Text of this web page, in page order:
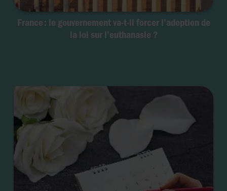
France : le gouvernement va-t-il forcer l’adoption de
la loi sur l’euthanasie ?